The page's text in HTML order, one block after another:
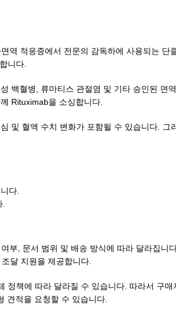
역 적응증에서 전문의 감독하에 사용되는 단
니다.
백혈병, 류마티스 관절염 및 기타 승인된 면
Rituximab을 소싱합니다.
및 혈액 수치 변화가 포함될 수 있습니다. 그
다.
부, 문서 범위 및 배송 방식에 따라 달라집니
달 지원을 제공합니다.
책에 따라 달라질 수 있습니다. 따라서 구매
견적을 요청할 수 있습니다.